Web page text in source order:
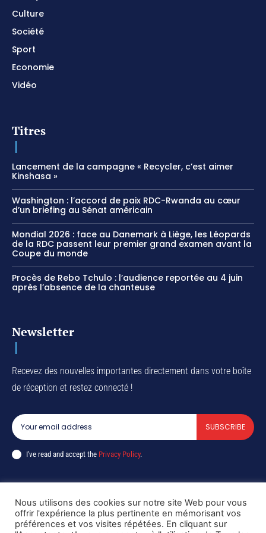
Culture
Société
Sport
Economie
Vidéo
Titres
Lancement de la campagne « Recycler, c’est aimer
Kinshasa »
Washington : l’accord de paix RDC-Rwanda au cœur
d’un briefing au Sénat américain
Mondial 2026 : face au Danemark à Liège, les Léopards
de la RDC passent leur premier grand examen avant la
Coupe du monde
Procès de Rebo Tchulo : l’audience reportée au 4 juin
après l’absence de la chanteuse
Newsletter
Recevez des nouvelles importantes directement dans votre boîte
de réception et restez connecté !
SUBSCRIBE
I've read and accept the Privacy Policy.
Copyright © DiaspoRDC. All rights reserved
Nous utilisons des cookies sur notre site Web pour vous
offrir l'expérience la plus pertinente en mémorisant vos
préférences et vos visites répétées. En cliquant sur